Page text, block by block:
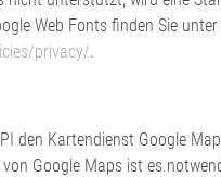
Web Fonts finden Sie unter
privacy/.
den Kartendienst Google
Google Maps ist es